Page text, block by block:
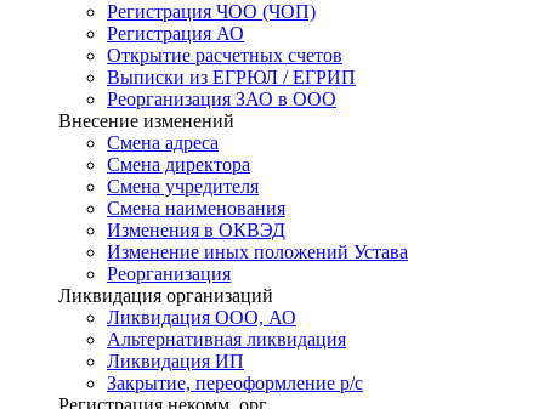
Регистрация ЧОО (ЧОП)
Регистрация АО
Открытие расчетных счетов
Выписки из ЕГРЮЛ / ЕГРИП
Реорганизация ЗАО в ООО
Внесение изменений
Смена адреса
Смена директора
Cмена учредителя
Смена наименования
Изменения в ОКВЭД
Изменение иных положений Устава
Реорганизация
Ликвидация организаций
Ликвидация ООО, АО
Альтернативная ликвидация
Ликвидация ИП
Закрытие, переоформление р/с
Регистрация некомм. орг.